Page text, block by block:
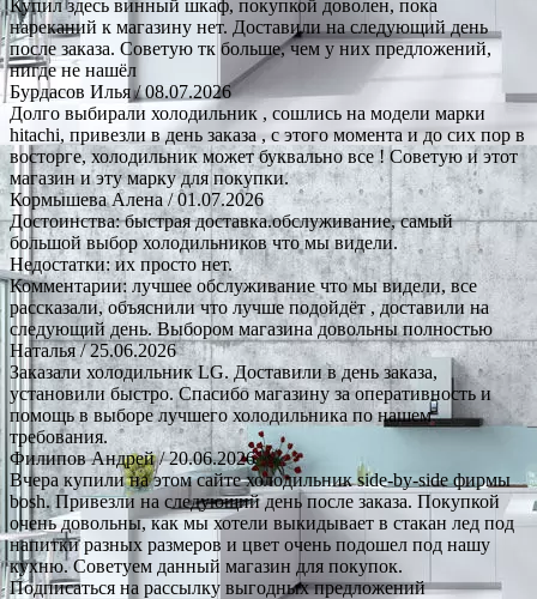
Купил здесь винный шкаф, покупкой доволен, пока
нареканий к магазину нет. Доставили на следующий день
после заказа. Советую тк больше, чем у них предложений,
нигде не нашёл
Бурдасов Илья/ 08.07.2026
Долго выбирали холодильник , сошлись на модели марки
hitachi, привезли в день заказа , с этого момента и до сих пор в
восторге, холодильник может буквально все ! Советую и этот
магазин и эту марку для покупки.
Кормышева Алена/ 01.07.2026
Достоинства: быстрая доставка.обслуживание, самый
большой выбор холодильников что мы видели.
Недостатки: их просто нет.
Комментарии: лучшее обслуживание что мы видели, все
рассказали, объяснили что лучше подойдёт , доставили на
следующий день. Выбором магазина довольны полностью
Наталья/ 25.06.2026
Заказали холодильник LG. Доставили в день заказа,
установили быстро. Спасибо магазину за оперативность и
помощь в выборе лучшего холодильника по нашем
требования.
Филипов Андрей/ 20.06.2026
Вчера купили на этом сайте холодильник side-by-side фирмы
bosh. Привезли на следующий день после заказа. Покупкой
очень довольны, как мы хотели выкидывает в стакан лед под
напитки разных размеров и цвет очень подошел под нашу
кухню. Советуем данный магазин для покупок.
Подписаться на рассылку выгодных предложений